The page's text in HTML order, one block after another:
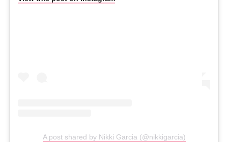
A post shared by Nikki Garcia (@nikkigarcia)